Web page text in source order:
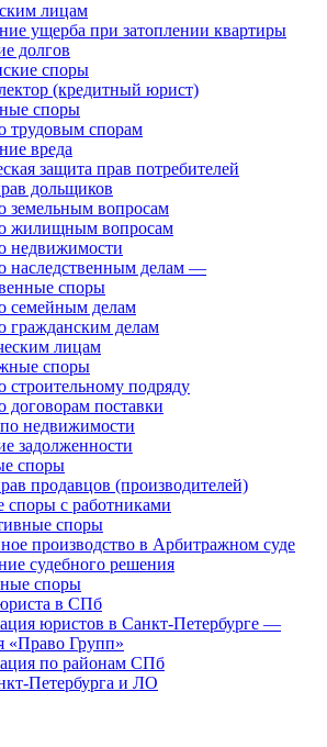
лицам
ущерба при затоплении квартиры
долгов
споры
(кредитный юрист)
споры
трудовым спорам
вреда
защита прав потребителей
дольщиков
земельным вопросам
жилищным вопросам
недвижимости
наследственным делам —
споры
семейным делам
гражданским делам
лицам
споры
подряду
поставки
недвижимости
задолженности
споры
продавцов (производителей)
споры с работниками
споры
производство в Арбитражном суде
судебного решения
споры
в СПб
юристов в Санкт-Петербурге —
«Право Групп»
по районам СПб
Петербурга и ЛО